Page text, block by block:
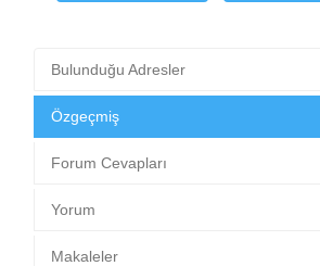
Bulunduğu Adresler
Özgeçmiş
Forum Cevapları
Yorum
Makaleler